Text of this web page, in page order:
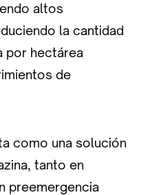
altos
la cantidad
por hectárea
de
como una solución
tanto en
preemergencia